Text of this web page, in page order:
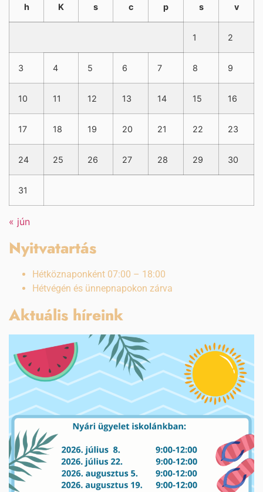
h K s c p s v
1 2
3 4 5 6 7 8 9
10 11 12 13 14 15 16
17 18 19 20 21 22 23
24 25 26 27 28 29 30
31
« jún
Nyitvatartás
Hétköznaponként 07:00 – 18:00
Hétvégén és ünnepnapokon zárva
Aktuális híreink